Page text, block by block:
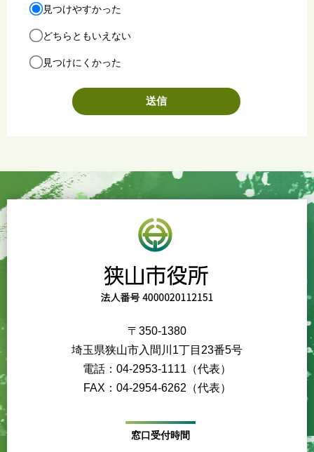
見つけやすかった
どちらともいえない
見つけにくかった
〒350-1380
埼玉県狭山市入間川1丁目23番5号
電話：04-2953-1111（代表）
FAX：04-2954-6262（代表）
窓口受付時間